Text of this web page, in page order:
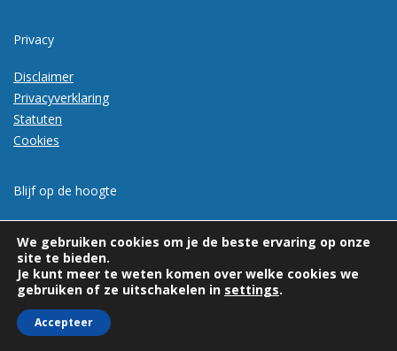
Privacy
Disclaimer
Privacyverklaring
Statuten
Cookies
Blijf op de hoogte
We gebruiken cookies om je de beste ervaring op onze
site te bieden.
Je kunt meer te weten komen over welke cookies we
gebruiken of ze uitschakelen in settings.
Accepteer